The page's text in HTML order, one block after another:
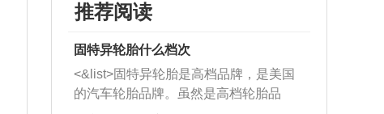
推荐阅读
固特异轮胎什么档次
<&list>固特异轮胎是高档品牌，是美国
的汽车轮胎品牌。虽然是高档轮胎品